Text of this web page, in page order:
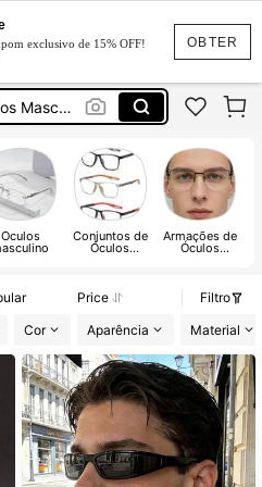
OBTER
exclusivo de 15% OFF!
Armação De óculos Masculino
Óculos Conjuntos de
Óculos
Armações de
Óculos
Price
Filtro
Cor Aparência Material